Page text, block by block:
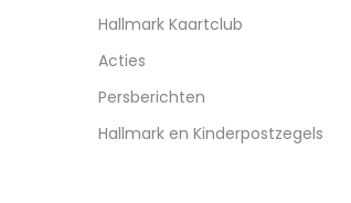
Hallmark Kaartclub
Acties
Persberichten
Hallmark en Kinderpostzegels